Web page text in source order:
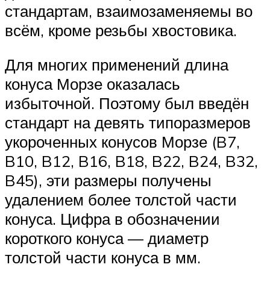
стандартам, взаимозаменяемы во
всём, кроме резьбы хвостовика.
Для многих применений длина
конуса Морзе оказалась
избыточной. Поэтому был введён
стандарт на девять типоразмеров
укороченных конусов Морзе (B7,
B10, B12, B16, B18, B22, B24, B32,
B45), эти размеры получены
удалением более толстой части
конуса. Цифра в обозначении
короткого конуса — диаметр
толстой части конуса в мм.